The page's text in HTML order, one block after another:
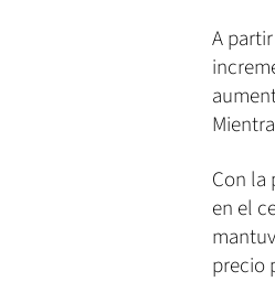
A
Con la
en el
precio